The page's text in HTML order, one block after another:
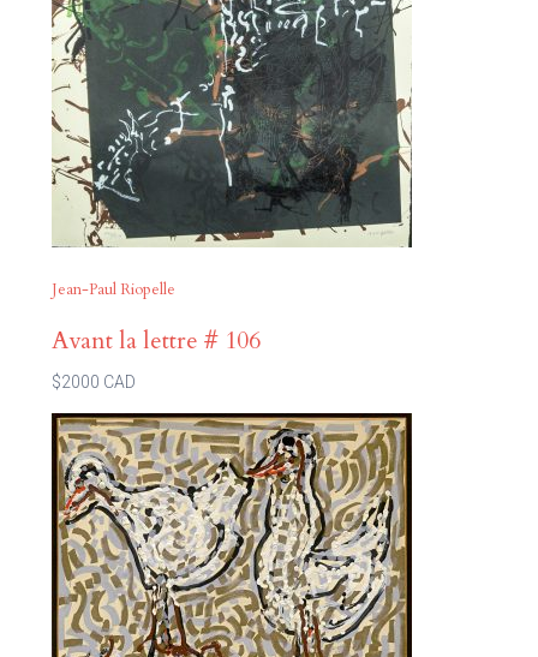
Jean-Paul Riopelle
Avant la lettre # 106
$2000 CAD